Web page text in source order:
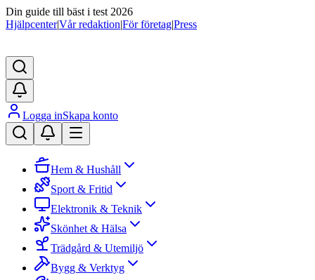
Din guide till bäst i test 2026
Hjälpcenter|Vår redaktion|För företag|Press
Logga inSkapa konto
Hem & Hushåll
Sport & Fritid
Elektronik & Teknik
Skönhet & Hälsa
Trädgård & Utemiljö
Bygg & Verktyg